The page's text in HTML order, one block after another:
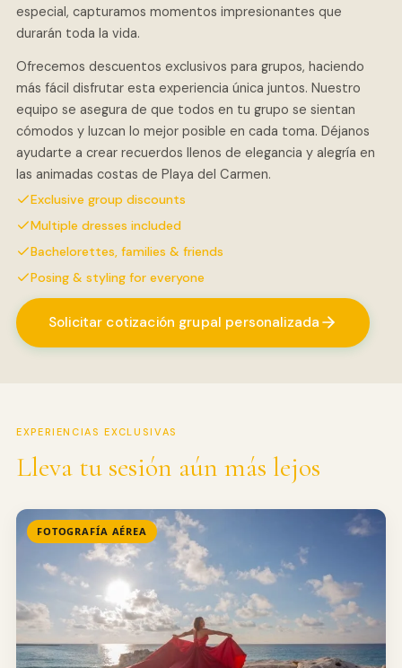
especial, capturamos momentos impresionantes que
durarán toda la vida.
Ofrecemos descuentos exclusivos para grupos, haciendo
más fácil disfrutar esta experiencia única juntos. Nuestro
equipo se asegura de que todos en tu grupo se sientan
cómodos y luzcan lo mejor posible en cada toma. Déjanos
ayudarte a crear recuerdos llenos de elegancia y alegría en
las animadas costas de Playa del Carmen.
Exclusive group discounts
Multiple dresses included
Bachelorettes, families & friends
Posing & styling for everyone
Solicitar cotización grupal personalizada
EXPERIENCIAS EXCLUSIVAS
Lleva tu sesión aún más lejos
FOTOGRAFÍA AÉREA